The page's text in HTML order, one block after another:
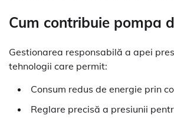
Cum contribuie pompa
Gestionarea responsabilă a apei
tehnologii care permit:
Consum redus de energie prin
Reglare precisă a presiunii